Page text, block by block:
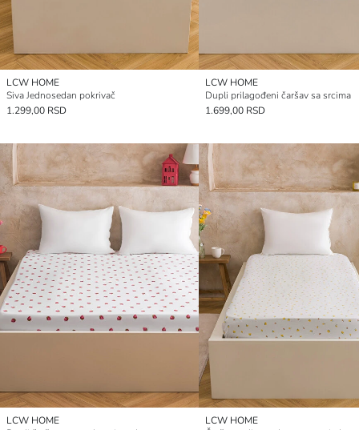
LCW HOME
Siva Jednosedan pokrivač
1.299,00 RSD
LCW HOME
Dupli prilagođeni čaršav sa srcima
1.699,00 RSD
LCW HOME
LCW HOME